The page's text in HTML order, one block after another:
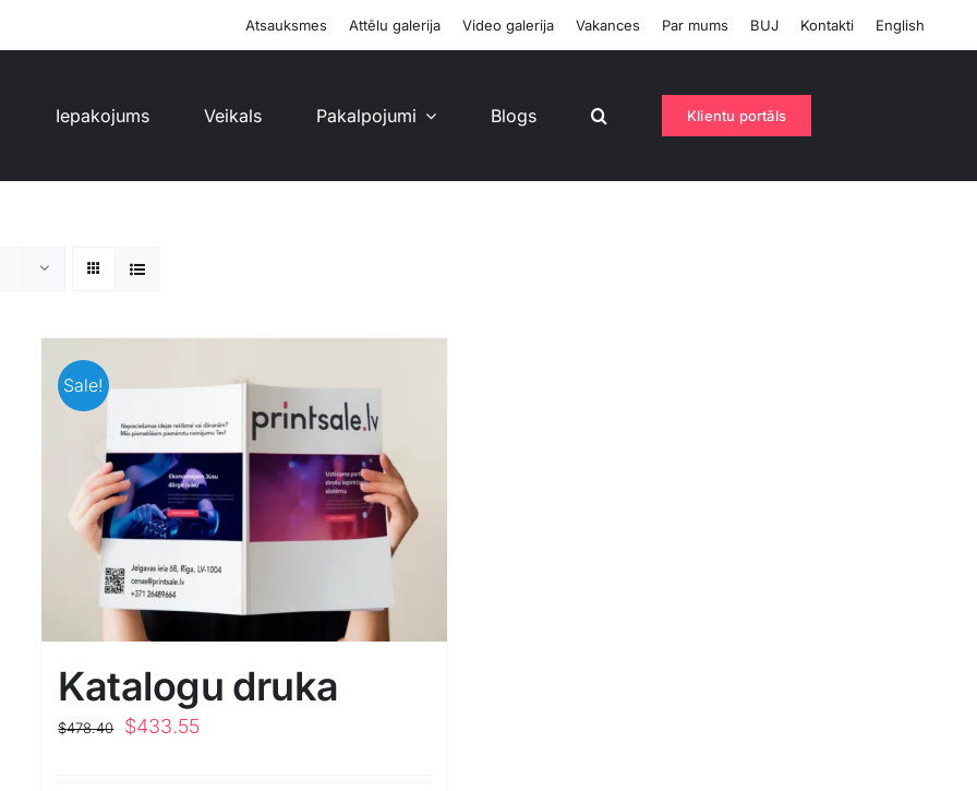
Atsauksmes Attēlu galerija Video galerija Vakances Par mums BUJ Kontakti English
Iepakojums Veikals Pakalpojumi Blogs Klientu portāls
Sale!
Katalogu druka
$478.40
Original
$433.55Current